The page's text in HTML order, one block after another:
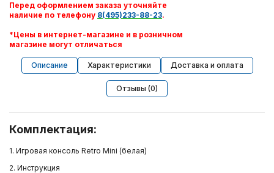
Перед оформлением заказа уточняйте
наличие по телефону 8(495)233-88-23.
*Цены в интернет-магазине и в розничном
магазине могут отличаться
Описание Характеристики Доставка и оплата
Отзывы (0)
Комплектация:
1. Игровая консоль Retro Mini (белая)
2. Инструкция